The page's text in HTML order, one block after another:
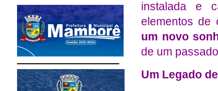
instalada e
elementos de
um novo
de um
Um Legado